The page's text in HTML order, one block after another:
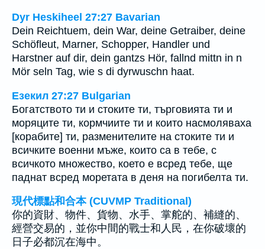
Dyr Heskiheel 27:27 Bavarian
Dein Reichtuem, dein War, deine Getraiber, deine
Schöfleut, Marner, Schopper, Handler und
Harstner auf dir, dein gantzs Hör, fallnd mittn in n
Mör seln Tag, wie s di dyrwuschn haat.
Езекил 27:27 Bulgarian
Богатството ти и стоките ти, търговията ти и
моряците ти, кормчиите ти и които насмоляваха
[корабите] ти, разменителите на стоките ти и
всичките военни мъже, които са в тебе, с
всичкото множество, което е всред тебе, ще
паднат всред моретата в деня на погибелта ти.
現代標點和合本 (CUVMP Traditional)
你的資財、物件、貨物、水手、掌舵的、補縫的、
經營交易的，並你中間的戰士和人民，在你破壞的
日子必都沉在海中。